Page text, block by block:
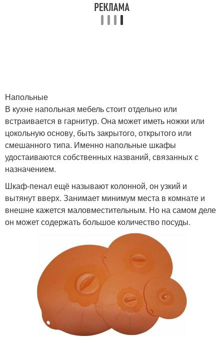
Напольные
В кухне напольная мебель стоит отдельно или
встраивается в гарнитур. Она может иметь ножки или
цокольную основу, быть закрытого, открытого или
смешанного типа. Именно напольные шкафы
удостаиваются собственных названий, связанных с
назначением.
Шкаф-пенал ещё называют колонной, он узкий и
вытянут вверх. Занимает минимум места в комнате и
внешне кажется маловместительным. Но на самом деле
он может содержать большое количество посуды.